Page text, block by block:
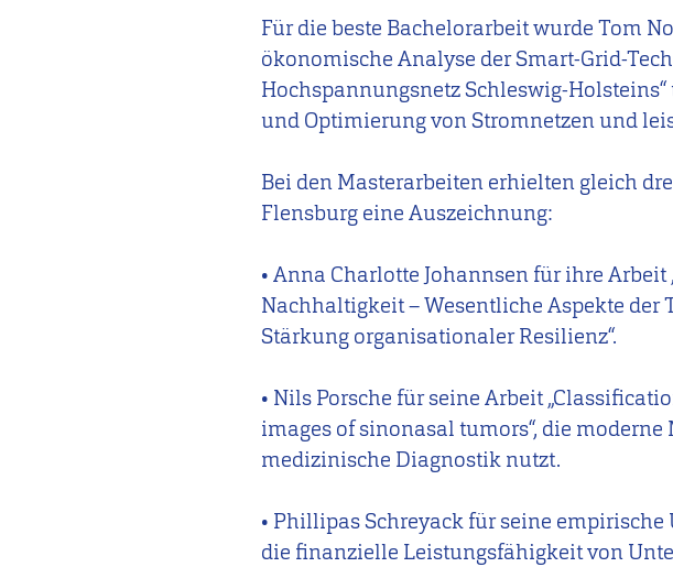
Für die beste Bachelorarbeit wurde Tom
ökonomische Analyse der Smart-Grid-
Hochspannungsnetz Schleswig-
und Optimierung von Stromnetzen und
Bei den Masterarbeiten erhielten gleich
Flensburg eine Auszeichnung:
• Anna Charlotte Johannsen für ihre
Nachhaltigkeit – Wesentliche Aspekte
Stärkung organisationaler Resilienz“.
• Nils Porsche für seine Arbeit
images of sinonasal tumors“, die
medizinische Diagnostik nutzt.
• Phillipas Schreyack für seine
die finanzielle Leistungsfähigkeit von